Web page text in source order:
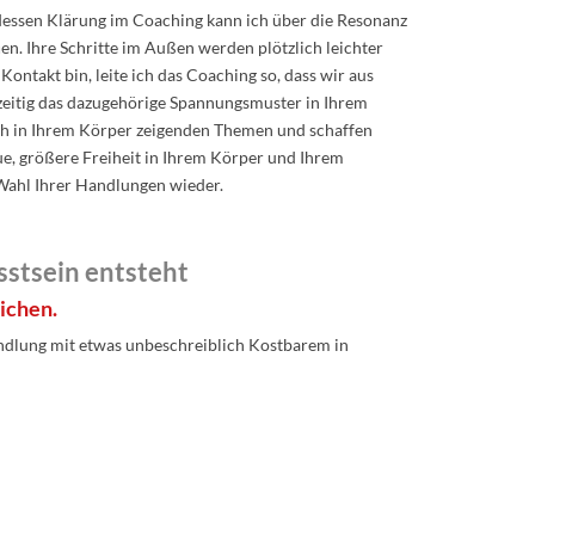
Klärung im Coaching kann ich über die Resonanz
Ihre Schritte im Außen werden plötzlich leichter
bin, leite ich das Coaching so, dass wir aus
das dazugehörige Spannungsmuster in Ihrem
Ihrem Körper zeigenden Themen und schaffen
größere Freiheit in Ihrem Körper und Ihrem
Ihrer Handlungen wieder.
entsteht
mit etwas unbeschreiblich Kostbarem in